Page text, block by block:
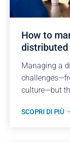
How to
Managing a
culture—but
SCOPRI DI PIÙ